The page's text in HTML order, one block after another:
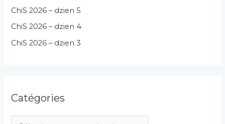
ChiS 2026 – dzien 5
ChiS 2026 – dzien 4
ChiS 2026 – dzien 3
Catégories